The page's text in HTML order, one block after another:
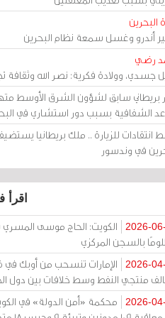
البحرين
أندرو وغسل سمعة نظام البحرين
رضي
جسدي، وولادة فكرية: نصر الله وثقافة
بريطاني سابق لشؤون الشرق الأوسط
الشفافية بسبب دور استشاري في
انتقادات للزيارة .. ملك بريطانيا
في وندسور
اقرأ
2026-
الكويت: الحاج موسى
بالسجن المركزي
2026-
الإمارات تنسحب من أوبك في
منتجي النفط وسط خلافات بين دول
2026-
محكمة «أمن الدولة» في